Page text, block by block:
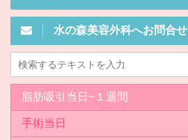
水の森美容外科へお問合せ
脂肪吸引当日~１週間
手術当日